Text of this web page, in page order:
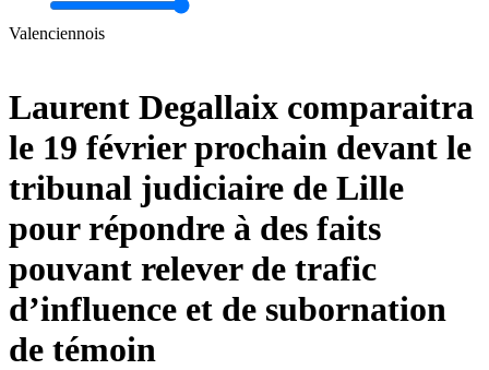
Valenciennois
Laurent Degallaix comparaitra
le 19 février prochain devant le
tribunal judiciaire de Lille
pour répondre à des faits
pouvant relever de trafic
d’influence et de subornation
de témoin